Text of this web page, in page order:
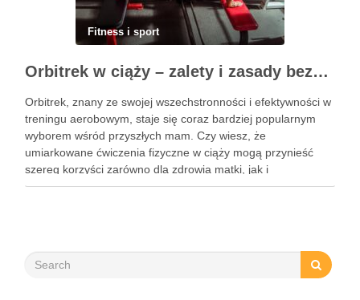
Fitness i sport
Orbitrek w ciąży – zalety i zasady bezpiecznych ćwiczeń
Orbitrek, znany ze swojej wszechstronności i efektywności w
treningu aerobowym, staje się coraz bardziej popularnym
wyborem wśród przyszłych mam. Czy wiesz, że
umiarkowane ćwiczenia fizyczne w ciąży mogą przynieść
szereg korzyści zarówno dla zdrowia matki, jak i
rozwijającego się dziecka? Właściwie dobrany program